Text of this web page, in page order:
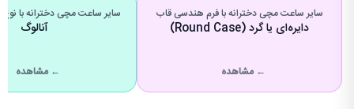
سایر ساعت مچی دخترانه با فرم هندسی قاب
دایره‌ای یا گرد (Round Case)
← مشاهده
سایر ساعت مچی دخترانه با
آنالوگ
← مشاهده